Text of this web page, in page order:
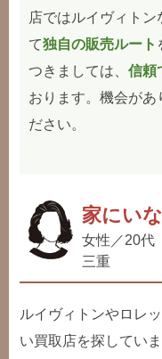
店ではルイヴィト
て独自の販売ルート
つきましては、信頼
おります。機会があ
ださい。
家にい
女性／20代
三重
ルイヴィトンやロレ
い買取店を探していま